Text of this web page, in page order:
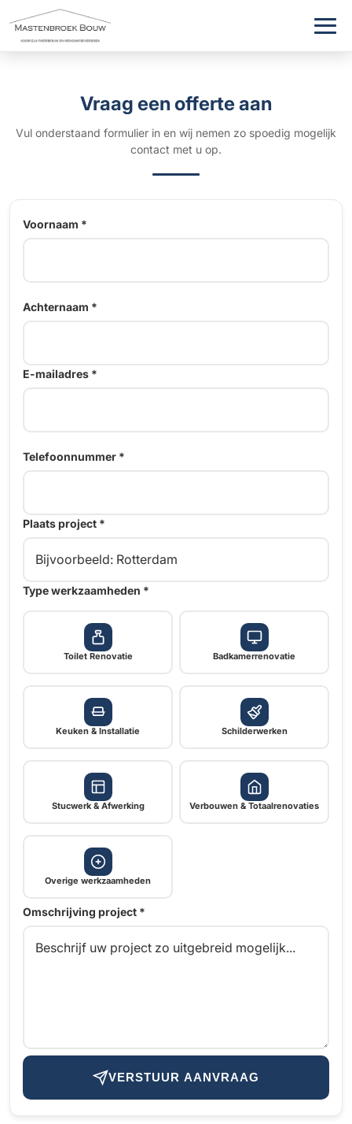
Vraag een offerte aan
Vul onderstaand formulier in en wij nemen zo spoedig mogelijk
contact met u op.
Voornaam *
Achternaam *
E-mailadres *
Telefoonnummer *
Plaats project *
Type werkzaamheden *
Toilet Renovatie Badkamerrenovatie
Keuken & Installatie Schilderwerken
Stucwerk & Afwerking Verbouwen & Totaalrenovaties
Overige werkzaamheden
Omschrijving project *
VERSTUUR AANVRAAG